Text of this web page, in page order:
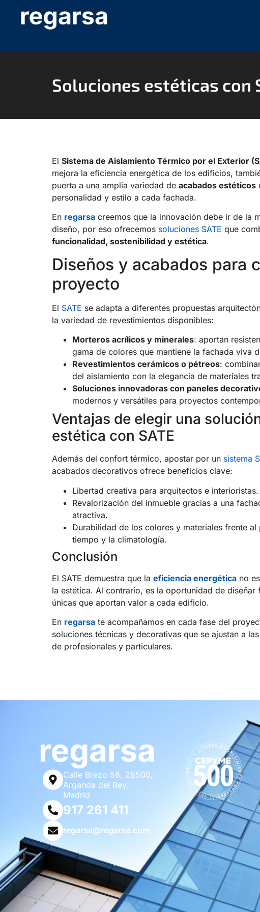
Soluciones estéticas con
El Sistema de Aislamiento Térmico por el Exterior
mejora la eficiencia energética de los edificios,
puerta a una amplia variedad de acabados estéticos
personalidad y estilo a cada fachada.
En regarsa creemos que la innovación debe ir de la
diseño, por eso ofrecemos soluciones SATE que
funcionalidad, sostenibilidad y estética.
Diseños y acabados para
proyecto
El SATE se adapta a diferentes propuestas
la variedad de revestimientos disponibles:
Morteros acrílicos y minerales: aportan
gama de colores que mantiene la fachada viva
Revestimientos cerámicos o pétreos:
del aislamiento con la elegancia de materiales
Soluciones innovadoras con paneles
modernos y versátiles para proyectos
Ventajas de elegir una
estética con SATE
Además del confort térmico, apostar por un sistema
acabados decorativos ofrece beneficios clave:
Libertad creativa para arquitectos e interioristas.
Revalorización del inmueble gracias a una
atractiva.
Durabilidad de los colores y materiales frente al
tiempo y la climatología.
Conclusión
El SATE demuestra que la eficiencia energética no
la estética. Al contrario, es la oportunidad de diseñar
únicas que aportan valor a cada edificio.
En regarsa te acompañamos en cada fase del
soluciones técnicas y decorativas que se ajustan a
de profesionales y particulares.
Calle Brezo 58, 28500,
Arganda del Rey.
Madrid
917 261 411
regarsa@regarsa.com